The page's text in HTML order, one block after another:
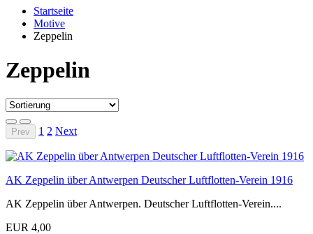
Startseite
Motive
Zeppelin
Zeppelin
Prev 1 2 Next
AK Zeppelin über Antwerpen Deutscher Luftflotten-Verein 1916
AK Zeppelin über Antwerpen. Deutscher Luftflotten-Verein....
EUR 4,00